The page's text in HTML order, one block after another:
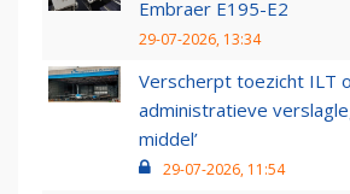
Embraer E195-E2
29-07-2026, 13:34
Verscherpt toezicht ILT
administratieve
middel’
29-07-2026, 11:54